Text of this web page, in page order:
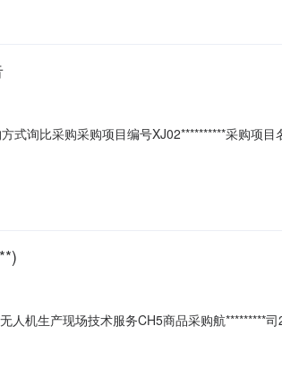
式询比采购采购项目编号XJ02**********采购项
人机生产现场技术服务CH5商品采购航*********